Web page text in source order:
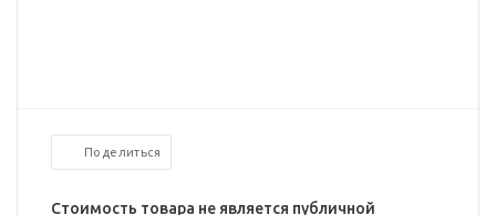
Поделиться
Стоимость товара не является публичной